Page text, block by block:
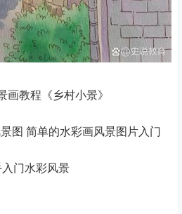
画教程《乡村小景》
门水彩风景